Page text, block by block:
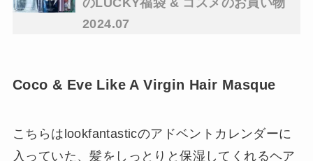
のLUCKY福袋 & コスメのお買い物
2024.07
Coco & Eve Like A Virgin Hair Masque
こちらはlookfantasticのアドベントカレンダーに
入っていた、髪をしっとりと保湿してくれるヘア